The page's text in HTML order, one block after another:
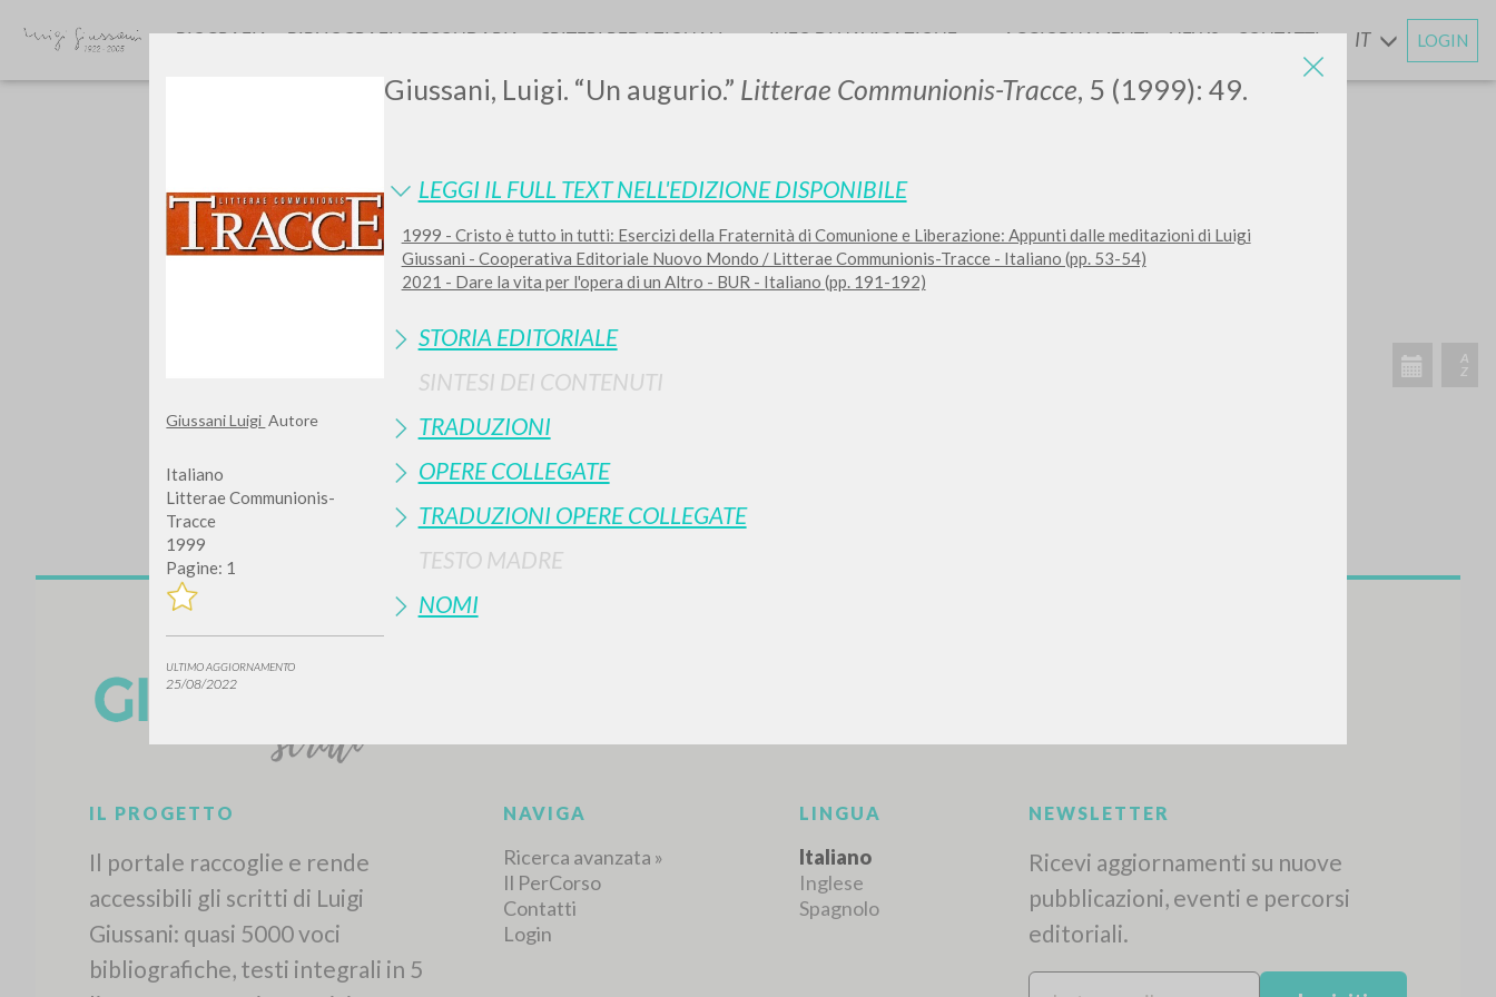
Giussani Luigi Autore
Italiano
Litterae Communionis-
Tracce
1999
Pagine: 1
ULTIMO AGGIORNAMENTO
25/08/2022
Giussani, Luigi. “Un augurio.” Litterae Communionis-Tracce, 5 (1999): 49.
LEGGI IL FULL TEXT NELL'EDIZIONE DISPONIBILE
1999 - Cristo è tutto in tutti: Esercizi della Fraternità di Comunione e Liberazione: Appunti dalle meditazioni di Luigi
Giussani - Cooperativa Editoriale Nuovo Mondo / Litterae Communionis-Tracce - Italiano (pp. 53-54)
2021 - Dare la vita per l'opera di un Altro - BUR - Italiano (pp. 191-192)
STORIA EDITORIALE
SINTESI DEI CONTENUTI
TRADUZIONI
OPERE COLLEGATE
TRADUZIONI OPERE COLLEGATE
TESTO MADRE
NOMI
BIOGRAFIA BIBLIOGRAFIA SECONDARIA CRITERI REDAZIONALI INFO DI NAVIGAZIONE AGGIORNAMENTIENEWS CONTATTI IT LOGIN
Vuoi risultati ancora più precisi? Utilizza laRICERCA AVANZATA »
0
Visualizza dettagli per tipologia
TIPOLOGIA OPERA LINGUA
IL PROGETTO
Il portale raccoglie e rende
NAVIGA LINGUA NEWSLETTER
Ricevi aggiornamenti su nuove